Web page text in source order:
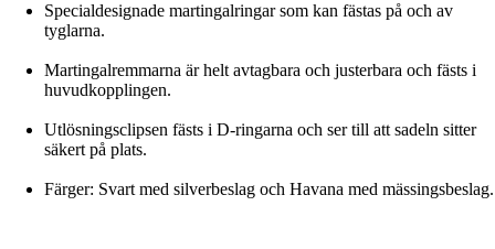
Specialdesignade martingalringar som kan fästas på och av
tyglarna.
Martingalremmarna är helt avtagbara och justerbara och fästs i
huvudkopplingen.
Utlösningsclipsen fästs i D-ringarna och ser till att sadeln sitter
säkert på plats.
Färger: Svart med silverbeslag och Havana med mässingsbeslag.